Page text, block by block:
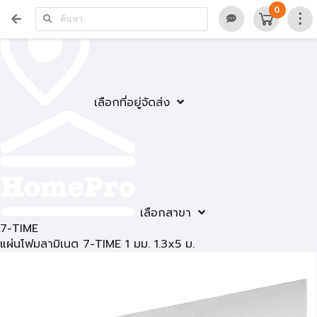
เลือกที่อยู่จัดส่ง
เลือกสาขา
0
7-TIME
แผ่นโฟมลามิเนต 7-TIME 1 มม. 1.3x5 ม.